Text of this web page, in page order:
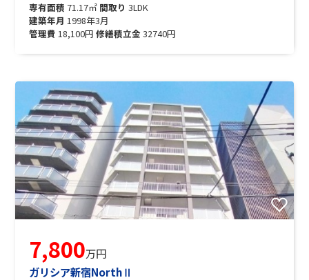
専有面積 71.17㎡ 間取り 3LDK
建築年月 1998年3月
管理費 18,100円修繕積立金 32740円
7,800万円
ガリシア新宿NorthⅡ